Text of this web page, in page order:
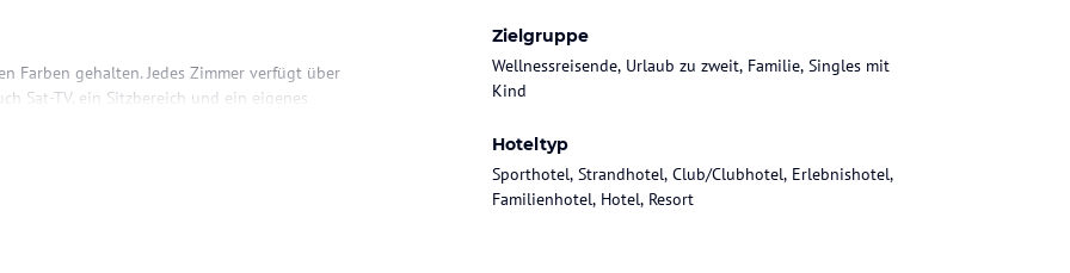
Zielgruppe
Wellnessreisende, Urlaub zu zweit, Familie, Singles mit
Kind
Hoteltyp
Sporthotel, Strandhotel, Club/Clubhotel, Erlebnishotel,
Familienhotel, Hotel, Resort
Farben gehalten. Jedes Zimmer verfügt über
Sat-TV, ein Sitzbereich und ein eigenes